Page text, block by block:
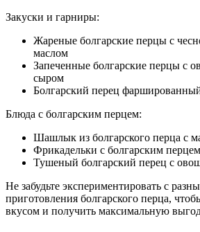
Закуски и гарниры:
Жареные болгарские перцы с
маслом
Запеченные болгарские перцы с
сыром
Болгарский перец
Блюда с болгарским перцем:
Шашлык из болгарского перца с
Фрикадельки с болгарским
Тушеный болгарский перец с
Не забудьте экспериментировать с
приготовления болгарского перца,
вкусом и получить максимальную